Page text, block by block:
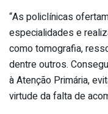
“As policlínicas
especialidades e
como tomografia,
dentre outros.
à Atenção Primária,
virtude da falta de